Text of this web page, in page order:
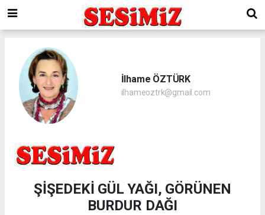
İlhame ÖZTÜRK
ilhameoztrk@gmail.com
ŞİŞEDEKİ GÜL YAĞI, GÖRÜNEN
BURDUR DAĞI